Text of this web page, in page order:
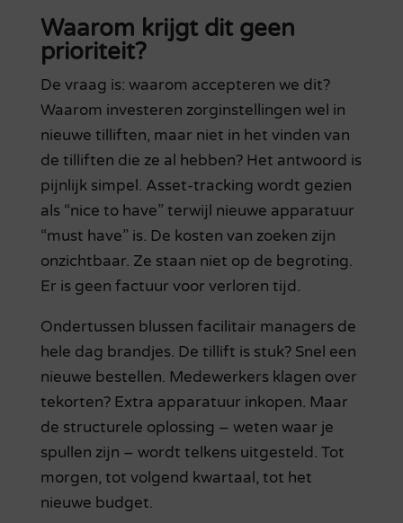
Waarom krijgt dit geen
prioriteit?
De vraag is: waarom accepteren we dit?
Waarom investeren zorginstellingen wel in
nieuwe tilliften, maar niet in het vinden van
de tilliften die ze al hebben? Het antwoord is
pijnlijk simpel. Asset-tracking wordt gezien
als “nice to have” terwijl nieuwe apparatuur
“must have” is. De kosten van zoeken zijn
onzichtbaar. Ze staan niet op de begroting.
Er is geen factuur voor verloren tijd.
Ondertussen blussen facilitair managers de
hele dag brandjes. De tillift is stuk? Snel een
nieuwe bestellen. Medewerkers klagen over
tekorten? Extra apparatuur inkopen. Maar
de structurele oplossing – weten waar je
spullen zijn – wordt telkens uitgesteld. Tot
morgen, tot volgend kwartaal, tot het
nieuwe budget.